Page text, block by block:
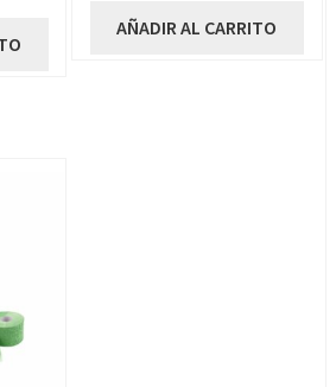
AÑADIR AL CARRITO